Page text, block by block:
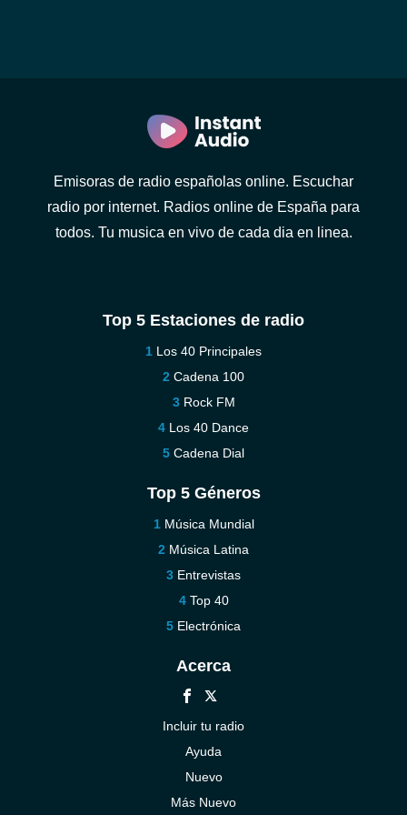
Emisoras de radio españolas online. Escuchar
radio por internet. Radios online de España para
todos. Tu musica en vivo de cada dia en linea.
Top 5 Estaciones de radio
Los 40 Principales
Cadena 100
Rock FM
Los 40 Dance
Cadena Dial
Top 5 Géneros
Música Mundial
Música Latina
Entrevistas
Top 40
Electrónica
Acerca
Incluir tu radio
Ayuda
Nuevo
Más Nuevo